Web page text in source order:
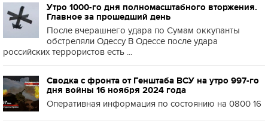
Утро 1000-го дня полномасштабного вторжения.
Главное за прошедший день
После вчерашнего удара по Сумам оккупанты
обстреляли Одессу В Одессе после удара
российских террористов есть ...
Сводка с фронта от Генштаба ВСУ на утро 997-го
дня войны 16 ноября 2024 года
Оперативная информация по состоянию на 0800 16